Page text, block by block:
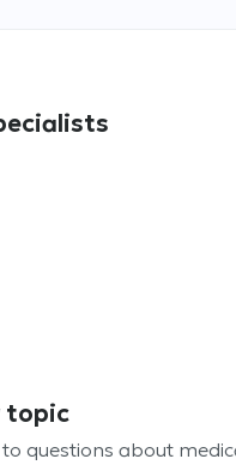
topic
questions about